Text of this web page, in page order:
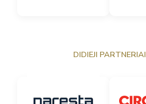
DIDIEJI PARTNERIAI